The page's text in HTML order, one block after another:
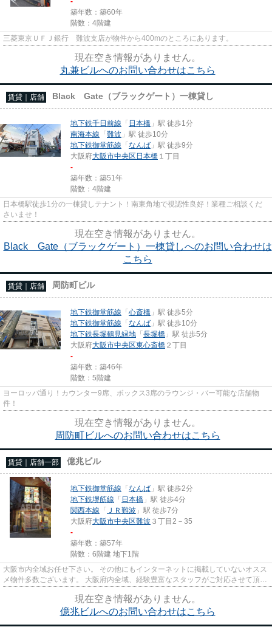
築年数：築60年
階数：4階建
三菱東京ＵＦＪ銀行 難波支店が物件から400mのところにあります。
現在空き情報がありません。
丸兼ビルへのお問い合わせはこちら
賃貸｜店舗 Black Gate（ブラックゲート）一棟貸し
地下鉄千日前線 「 日本橋 」駅 徒歩1分
南海本線 「難波 」駅 徒歩10分
地下鉄御堂筋線 「なんば 」駅 徒歩9分
大阪府大阪市中央区日本橋 １丁目
-
築年数：築51年
階数：4階建
日本橋駅徒歩1分の一棟貸しテナント！南東角地で視認性良好！業種ご相談くだ
さいませ！
現在空き情報がありません。
Black Gate（ブラックゲート）一棟貸しへのお問い合わせは
こちら
賃貸｜店舗 周防町ビル
地下鉄御堂筋線 「心斎橋 」駅 徒歩5分
地下鉄御堂筋線 「なんば 」駅 徒歩10分
地下鉄長堀鶴見緑地 「長堀橋 」駅 徒歩5分
大阪府大阪市中央区東心斎橋 ２丁目
-
築年数：築46年
階数：5階建
ヨーロッパ通り！カウンター9席、ボックス3席のラウンジ・バー可能な店舗物
件！
現在空き情報がありません。
周防町ビルへのお問い合わせはこちら
賃貸｜店舗一部 億兆ビル
地下鉄御堂筋線 「なんば 」駅 徒歩2分
地下鉄堺筋線 「 日本橋 」駅 徒歩4分
関西本線 「 ＪＲ難波 」駅 徒歩7分
大阪府大阪市中央区難波 ３丁目2－35
-
築年数：築57年
階数：6階建 地下1階
大阪市内全域お任せ下さい。 その他にもインターネットに掲載していないオスス
メ物件多数ございます。 大阪府内全域、経験豊富なスタッフがご対応させて頂き
ます。 尚、弊社ではおとり...
現在空き情報がありません。
億兆ビルへのお問い合わせはこちら